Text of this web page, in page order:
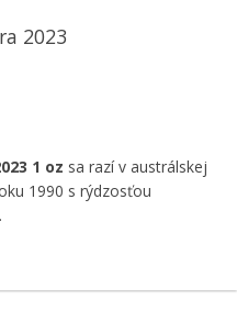
2023
1 oz sa razí v austrálskej
1990 s rýdzosťou